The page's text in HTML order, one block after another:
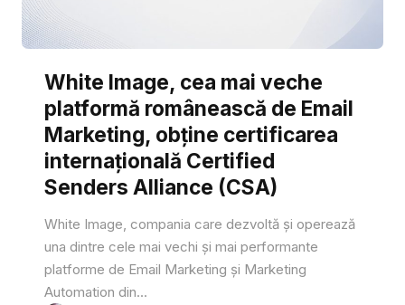
White Image, cea mai veche
platformă românească de Email
Marketing, obține certificarea
internațională Certified
Senders Alliance (CSA)
White Image, compania care dezvoltă și operează
una dintre cele mai vechi și mai performante
platforme de Email Marketing și Marketing
Automation din...